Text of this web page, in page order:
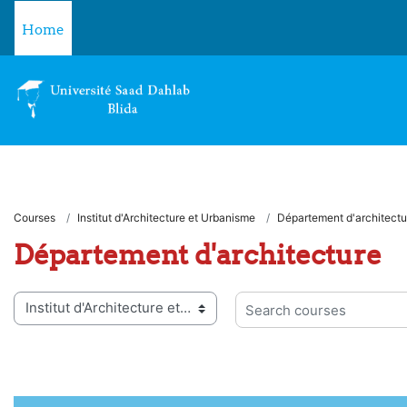
Home
Courses Institut d'Architecture et Urbanisme Département
Département d'architecture
categories
Search courses